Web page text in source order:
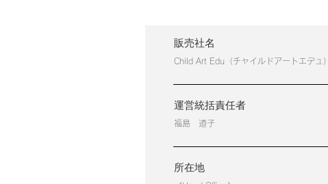
販売社名
Child Art Edu（チャイルドアートエデュ）
運営統括責任者
福島 道子
所在地